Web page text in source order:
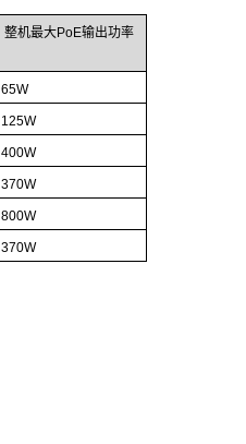
整机最大PoE输出功率
65W
125W
400W
370W
800W
370W